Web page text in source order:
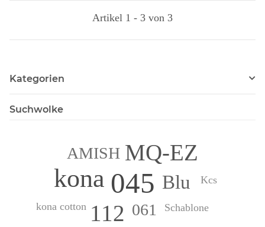
Artikel 1 - 3 von 3
Kategorien
Suchwolke
045
kona
MQ-EZ
112
Blu
AMISH
061
Kcs
Schablone
kona cotton